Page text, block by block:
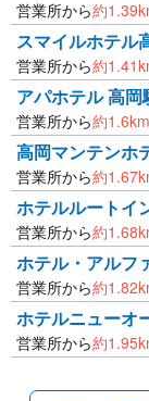
営業所から約1.39
スマイルホテル
営業所から約1.41
アパホテル 高岡
営業所から約1.6km
高岡マンテンホ
営業所から約1.67
ホテルルートイ
営業所から約1.68
ホテル・アルフ
営業所から約1.82
ホテルニューオ
営業所から約1.95